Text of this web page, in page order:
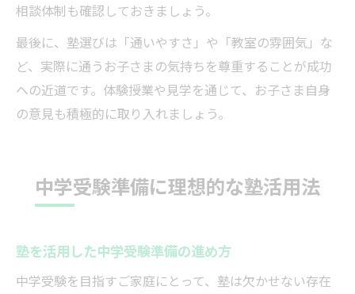
相談体制も確認しておきましょう。
最後に、塾選びは「通いやすさ」や「教室の雰囲気」な
ど、実際に通うお子さまの気持ちを尊重することが成功
への近道です。体験授業や見学を通じて、お子さま自身
の意見も積極的に取り入れましょう。
中学受験準備に理想的な塾活用法
塾を活用した中学受験準備の進め方
中学受験を目指すご家庭にとって、塾は欠かせない存在